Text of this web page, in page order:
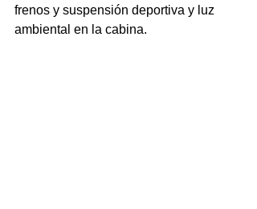
frenos y suspensión deportiva y luz
ambiental en la cabina.